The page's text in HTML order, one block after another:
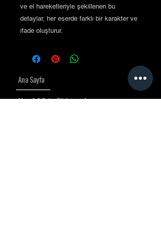
ve el hareketleriyle şekillenen bu
detaylar, her eserde farklı bir karakter ve
ifade oluşturur.
Ana Sayfa
Mesafeli Satış Sözleşmesi